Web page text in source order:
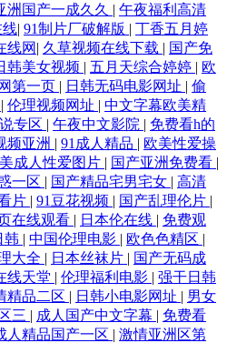
洲国产一成久久 | 午夜福利高清
线| 91制片厂破解版 | 丁香五月婷
线网 | 久草视频在线下载 | 国产免
韩美女视频 | 五月天综合婷婷 | 欧
第一页 | 日韩无码电影网址 | 偷
| 伦理视频网址 | 中文字幕欧美精
专区 | 午夜中文影院 | 免费看h的
频亚洲 | 91成人精品 | 欧美性爱操
成人性爱图片 | 国产亚洲免费看 |
一区 | 国产精品宅男宅女 | 高清
片 | 91豆花视频 | 国产乱理伦片 |
在线观看 | 日本伦在线 | 免费观
韩 | 中国伦理电影 | 欧色色精区 |
大全 | 日本丝袜片 | 国产无码成
线天堂 | 伦理福利电影 | 强干日韩
精品二区 | 日韩小电影网址 | 男女
三 | 成人国产中文字幕 | 免费看
人精品国产一区 | 激情亚洲区第